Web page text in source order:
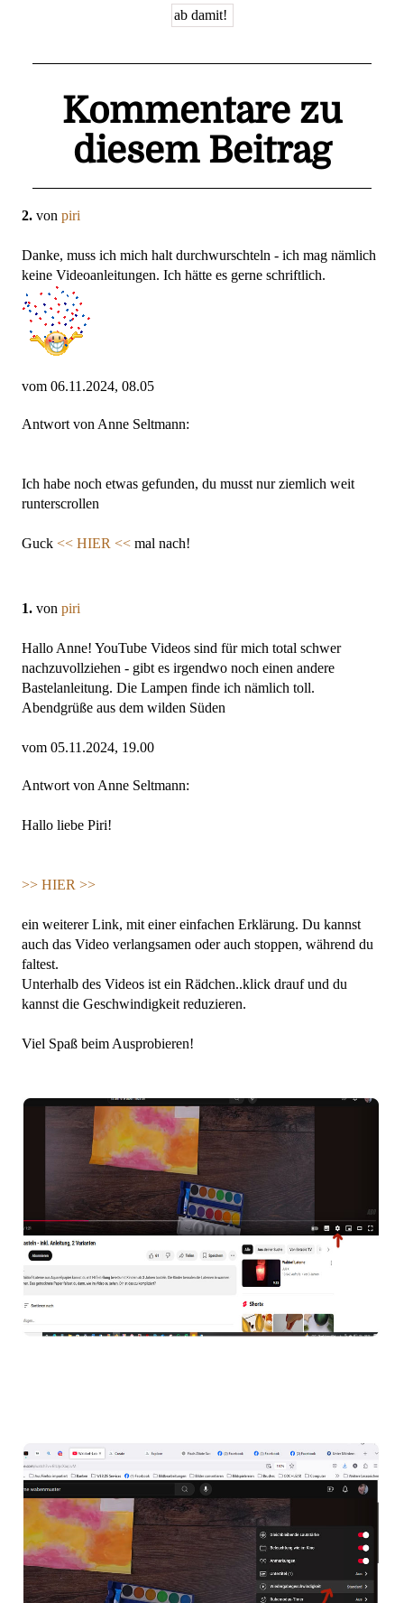
Kommentare zu
diesem Beitrag
2. von piri
Danke, muss ich mich halt durchwurschteln - ich mag nämlich
keine Videoanleitungen. Ich hätte es gerne schriftlich.
vom 06.11.2024, 08.05
Antwort von Anne Seltmann:
Ich habe noch etwas gefunden, du musst nur ziemlich weit
runterscrollen
Guck << HIER << mal nach!
1. von piri
Hallo Anne! YouTube Videos sind für mich total schwer
nachzuvollziehen - gibt es irgendwo noch einen andere
Bastelanleitung. Die Lampen finde ich nämlich toll.
Abendgrüße aus dem wilden Süden
vom 05.11.2024, 19.00
Antwort von Anne Seltmann:
Hallo liebe Piri!
>> HIER >>
ein weiterer Link, mit einer einfachen Erklärung. Du kannst
auch das Video verlangsamen oder auch stoppen, während du
faltest.
Unterhalb des Videos ist ein Rädchen..klick drauf und du
kannst die Geschwindigkeit reduzieren.
Viel Spaß beim Ausprobieren!